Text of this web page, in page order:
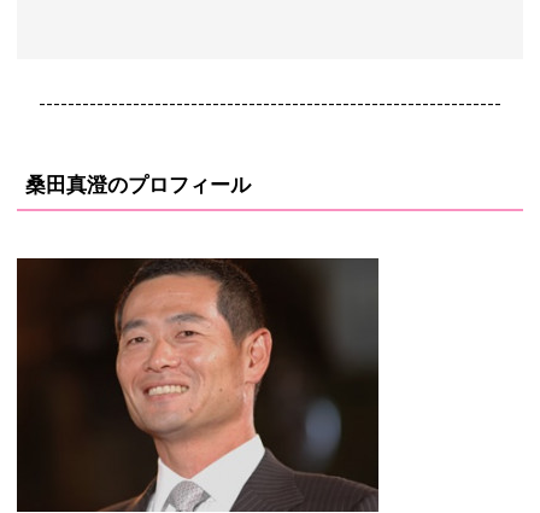
----------------------------------------------------------------
桑田真澄のプロフィール